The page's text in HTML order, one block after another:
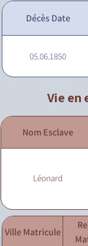
Décès Date
05.06.1850
Vie en
Nom Esclave
Léonard
Ville Matricule